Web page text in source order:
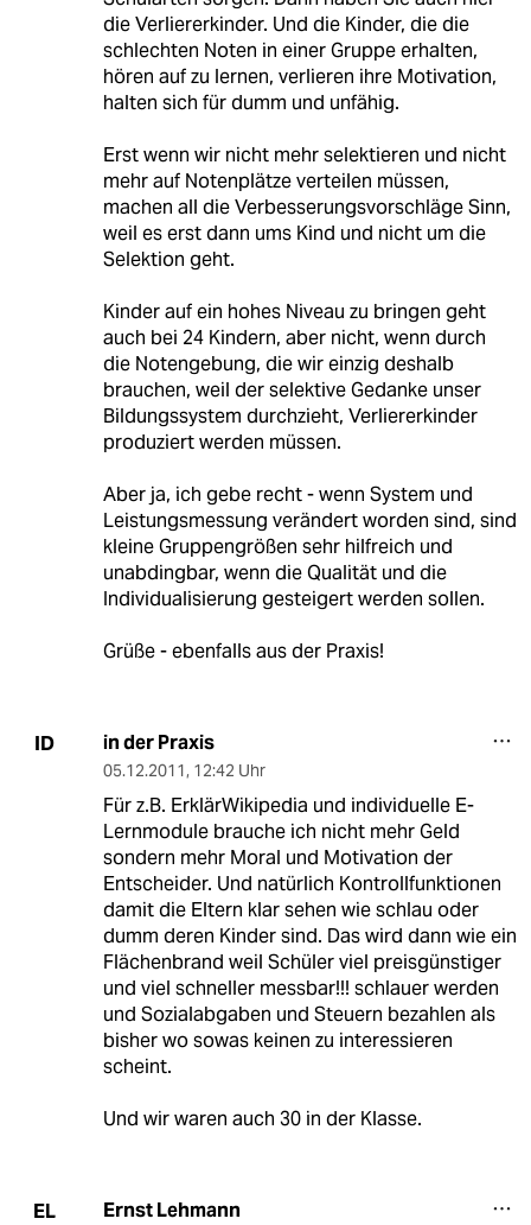
die Verliererkinder. Und die Kinder, die die
schlechten Noten in einer Gruppe erhalten,
hören auf zu lernen, verlieren ihre Motivation,
halten sich für dumm und unfähig.
Erst wenn wir nicht mehr selektieren und nicht
mehr auf Notenplätze verteilen müssen,
machen all die Verbesserungsvorschläge Sinn,
weil es erst dann ums Kind und nicht um die
Selektion geht.
Kinder auf ein hohes Niveau zu bringen geht
auch bei 24 Kindern, aber nicht, wenn durch
die Notengebung, die wir einzig deshalb
brauchen, weil der selektive Gedanke unser
Bildungssystem durchzieht, Verliererkinder
produziert werden müssen.
Aber ja, ich gebe recht - wenn System und
Leistungsmessung verändert worden sind, sind
kleine Gruppengrößen sehr hilfreich und
unabdingbar, wenn die Qualität und die
Individualisierung gesteigert werden sollen.
Grüße - ebenfalls aus der Praxis!
ID in der Praxis
05.12.2011, 12:42 Uhr
Für z.B. ErklärWikipedia und individuelle E-
Lernmodule brauche ich nicht mehr Geld
sondern mehr Moral und Motivation der
Entscheider. Und natürlich Kontrollfunktionen
damit die Eltern klar sehen wie schlau oder
dumm deren Kinder sind. Das wird dann wie ein
Flächenbrand weil Schüler viel preisgünstiger
und viel schneller messbar!!! schlauer werden
und Sozialabgaben und Steuern bezahlen als
bisher wo sowas keinen zu interessieren
scheint.
Und wir waren auch 30 in der Klasse.
EL Ernst Lehmann